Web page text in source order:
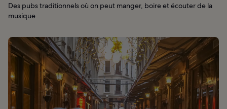
Des pubs traditionnels où on peut manger, boire et écouter de la
musique